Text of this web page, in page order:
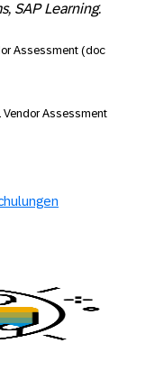
SAP Learning.
Assessment (doc
Vendor Assessment